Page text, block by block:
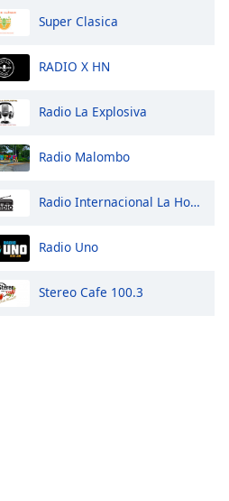
Super Clasica
RADIO X HN
Radio La Explosiva
Radio Malombo
Radio Internacional La Hondureña
Radio Uno
Stereo Cafe 100.3